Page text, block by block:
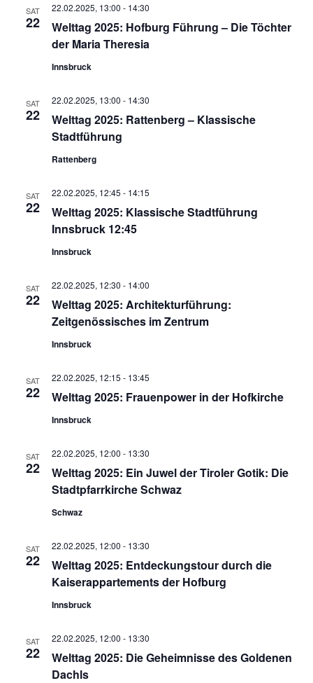
SAT
22
Welttag 2025: Hofburg Führung – Die Töchter
der Maria Theresia
22.02.2025, 13:00 - 14:30
Innsbruck
SAT
22
Welttag 2025: Rattenberg – Klassische
Stadtführung
22.02.2025, 13:00 - 14:30
Rattenberg
SAT
22
Welttag 2025: Klassische Stadtführung
Innsbruck 12:45
22.02.2025, 12:45 - 14:15
Innsbruck
SAT
22
Welttag 2025: Architekturführung:
Zeitgenössisches im Zentrum
22.02.2025, 12:30 - 14:00
Innsbruck
SAT
22 Welttag 2025: Frauenpower in der Hofkirche
22.02.2025, 12:15 - 13:45
Innsbruck
SAT
22
Welttag 2025: Ein Juwel der Tiroler Gotik: Die
Stadtpfarrkirche Schwaz
22.02.2025, 12:00 - 13:30
Schwaz
SAT
22
Welttag 2025: Entdeckungstour durch die
Kaiserappartements der Hofburg
22.02.2025, 12:00 - 13:30
Innsbruck
SAT
22
Welttag 2025: Die Geheimnisse des Goldenen
Dachls
22.02.2025, 12:00 - 13:30